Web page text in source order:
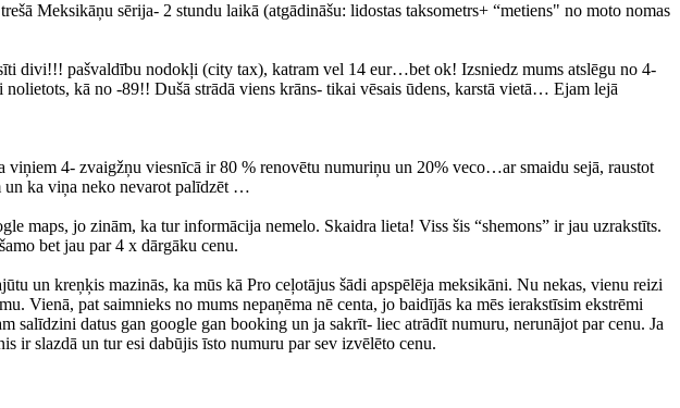
Meksikāņu sērija- 2 stundu laikā (atgādināšu: lidostas taksometrs+ “metiens" no moto nomas
divi!!! pašvaldību nodokļi (city tax), katram vel 14 eur…bet ok! Izsniedz mums atslēgu no 4-
kā no -89!! Dušā strādā viens krāns- tikai vēsais ūdens, karstā vietā… Ejam lejā
viņiem 4- zvaigžņu viesnīcā ir 80 % renovētu numuriņu un 20% veco…ar smaidu sejā, raustot
un ka viņa neko nevarot palīdzēt …
maps, jo zinām, ka tur informācija nemelo. Skaidra lieta! Viss šis “shemons” ir jau uzrakstīts.
bet jau par 4 x dārgāku cenu.
un kreņķis mazinās, ka mūs kā Pro ceļotājus šādi apspēlēja meksikāni. Nu nekas, vienu reizi
Vienā, pat saimnieks no mums nepaņēma nē centa, jo baidījās ka mēs ierakstīsim ekstrēmi
salīdzini datus gan google gan booking un ja sakrīt- liec atrādīt numuru, nerunājot par cenu. Ja
ir slazdā un tur esi dabūjis īsto numuru par sev izvēlēto cenu.